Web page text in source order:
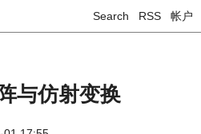
Search RSS 帐户
与仿射变换